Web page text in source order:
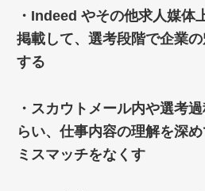
・Indeed やその他求人媒体
掲載して、選考段階で企業
する
・スカウトメール内や選考
らい、仕事内容の理解を深
ミスマッチをなくす